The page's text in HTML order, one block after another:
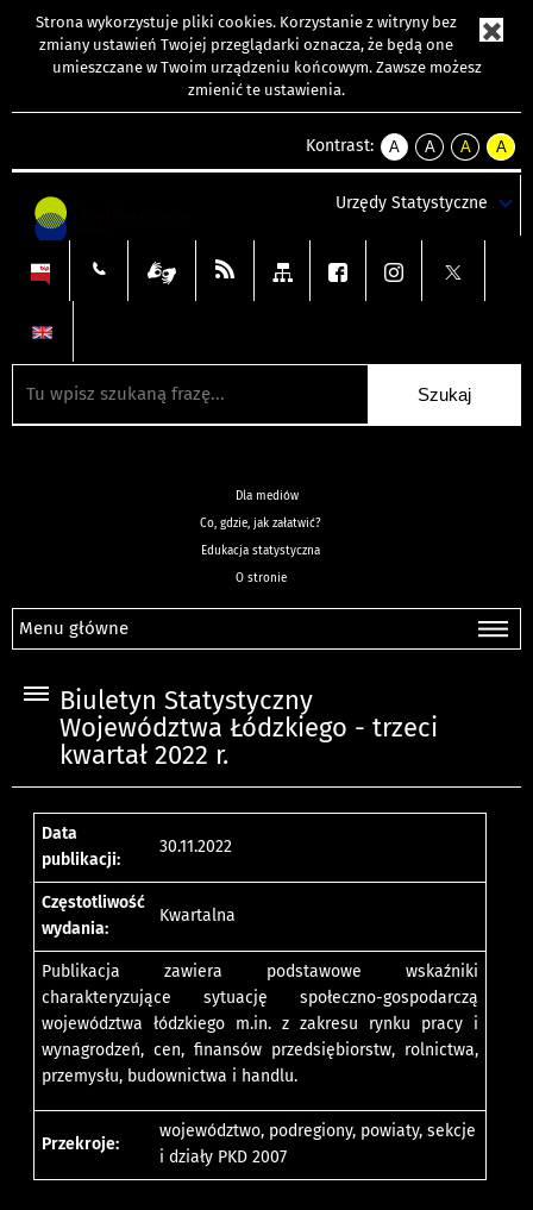
Strona wykorzystuje pliki cookies. Korzystanie z witryny bez
zmiany ustawień Twojej przeglądarki oznacza, że będą one
umieszczane w Twoim urządzeniu końcowym. Zawsze możesz
zmienić te ustawienia.
Kontrast:
A
kontrast
A
kontrast
tekst
czarnym
A
kontrast
tekst
czarnym
A
tekst
żółtym
Urzędy Statystyczne
Dla mediów
Co, gdzie, jak załatwić?
Edukacja statystyczna
O stronie
Menu główne
Biuletyn Statystyczny
Województwa Łódzkiego - trzeci
kwartał 2022 r.
Data
publikacji:
30.11.2022
Częstotliwość
wydania:
Kwartalna
Publikacja zawiera podstawowe wskaźniki
charakteryzujące sytuację społeczno-gospodarczą
województwa łódzkiego m.in. z zakresu rynku pracy i
wynagrodzeń, cen, finansów przedsiębiorstw, rolnictwa,
przemysłu, budownictwa i handlu.
Przekroje:
województwo, podregiony, powiaty, sekcje
i działy PKD 2007